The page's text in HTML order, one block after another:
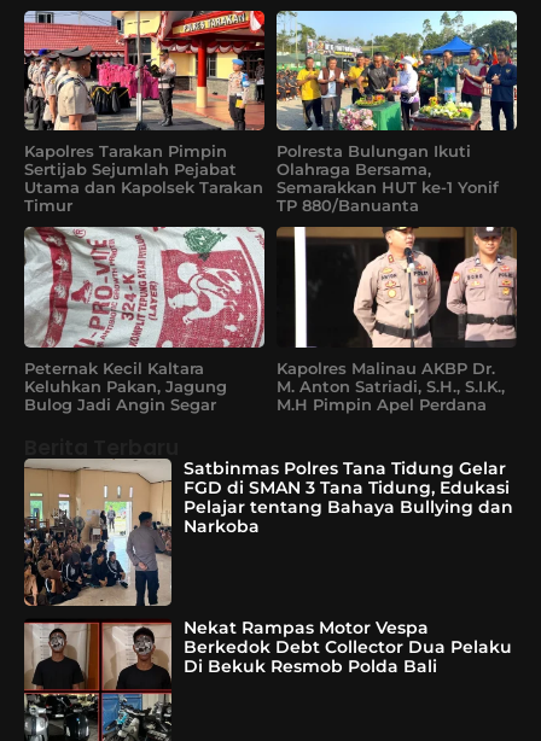
Kapolres Tarakan Pimpin
Sertijab Sejumlah Pejabat
Utama dan Kapolsek Tarakan
Timur
Polresta Bulungan Ikuti
Olahraga Bersama,
Semarakkan HUT ke-1 Yonif
TP 880/Banuanta
Peternak Kecil Kaltara
Keluhkan Pakan, Jagung
Bulog Jadi Angin Segar
Kapolres Malinau AKBP Dr.
M. Anton Satriadi, S.H., S.I.K.,
M.H Pimpin Apel Perdana
Satbinmas Polres Tana Tidung Gelar
FGD di SMAN 3 Tana Tidung, Edukasi
Pelajar tentang Bahaya Bullying dan
Narkoba
Nekat Rampas Motor Vespa
Berkedok Debt Collector Dua Pelaku
Di Bekuk Resmob Polda Bali